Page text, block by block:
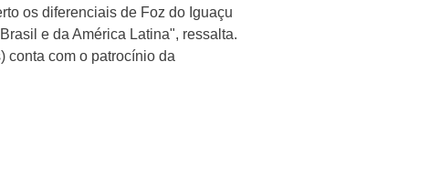
os diferenciais de Foz do Iguaçu
e da América Latina", ressalta.
conta com o patrocínio da